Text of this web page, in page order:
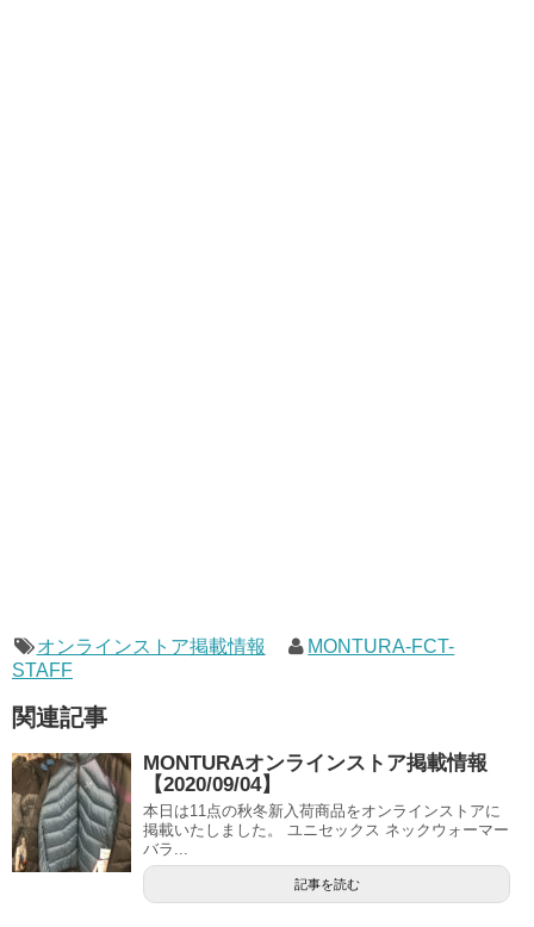
オンラインストア掲載情報
MONTURA-FCT-
STAFF
関連記事
MONTURAオンラインストア掲載情報
【2020/09/04】
本日は11点の秋冬新入荷商品をオンラインストアに
掲載いたしました。 ユニセックス ネックウォーマー
バラ...
記事を読む